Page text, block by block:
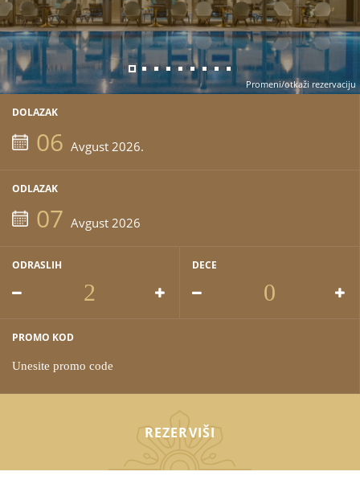
Promeni/otkaži rezervaciju
DOLAZAK
06 Avgust 2026.
ODLAZAK
07 Avgust 2026
ODRASLIH DECE
PROMO KOD
REZERVIŠI